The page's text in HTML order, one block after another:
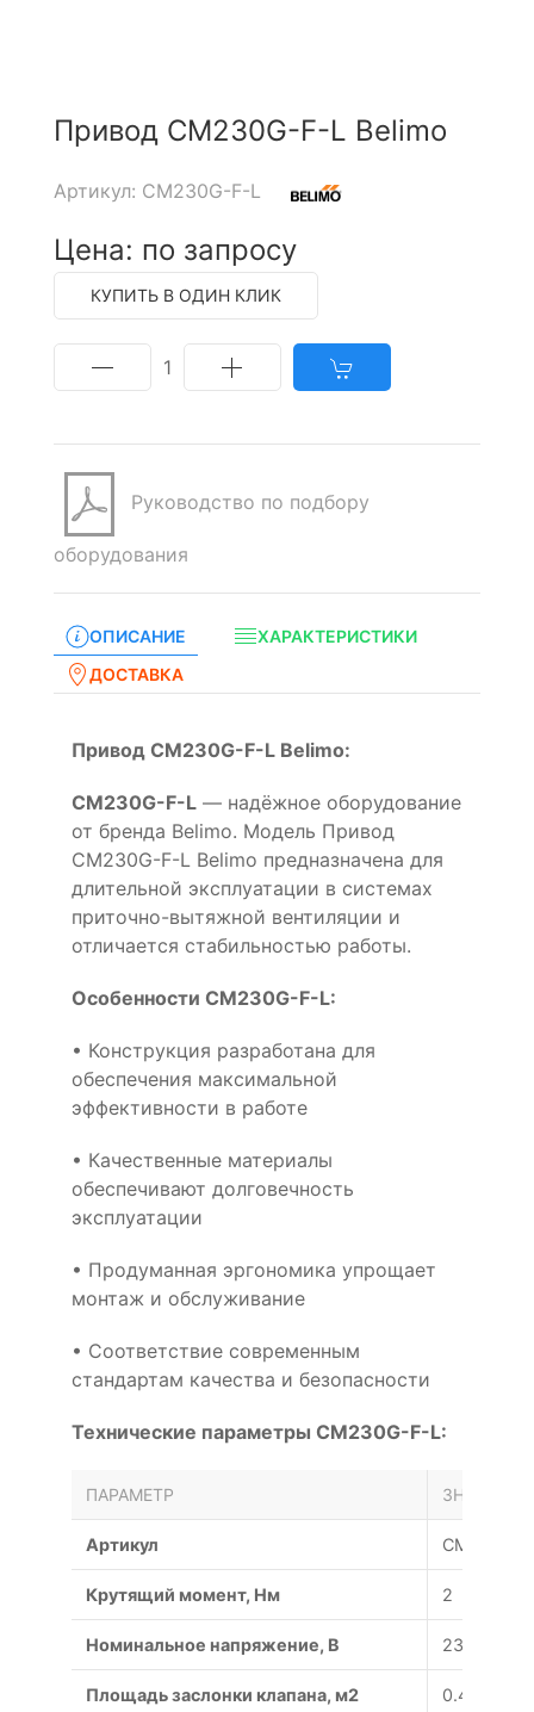
Привод CM230G-F-L Belimo
Артикул: CM230G-F-L
Цена: по запросу
КУПИТЬ В ОДИН КЛИК
1
Руководство по подбору
оборудования
ОПИСАНИЕ
ХАРАКТЕРИСТИКИ
ДОСТАВКА
Привод CM230G-F-L Belimo:
CM230G-F-L — надёжное оборудование
от бренда Belimo. Модель Привод
CM230G-F-L Belimo предназначена для
длительной эксплуатации в системах
приточно-вытяжной вентиляции и
отличается стабильностью работы.
Особенности CM230G-F-L:
• Конструкция разработана для
обеспечения максимальной
эффективности в работе
• Качественные материалы
обеспечивают долговечность
эксплуатации
• Продуманная эргономика упрощает
монтаж и обслуживание
• Соответствие современным
стандартам качества и безопасности
Технические параметры CM230G-F-L:
ПАРАМЕТР ЗНАЧЕНИЕ
Артикул CM230G-
Крутящий момент, Нм 2
Номинальное напряжение, В 230
Площадь заслонки клапана, м2 0.4